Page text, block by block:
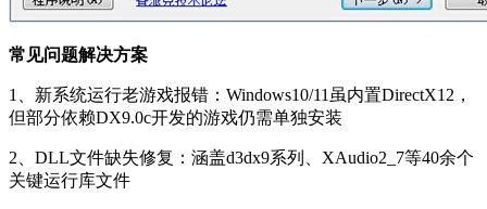
常见问题解决方案
1、新系统运行老游戏报错：Windows10/11虽内置DirectX12，
但部分依赖DX9.0c开发的游戏仍需单独安装
2、DLL文件缺失修复：涵盖d3dx9系列、XAudio2_7等40余个
关键运行库文件